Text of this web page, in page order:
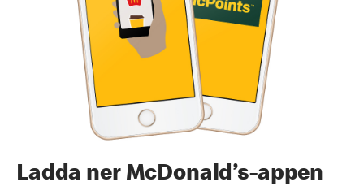
Ladda ner McDonald’s-appen